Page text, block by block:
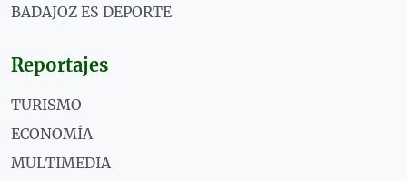
BADAJOZ ES DEPORTE
Reportajes
TURISMO
ECONOMÍA
MULTIMEDIA